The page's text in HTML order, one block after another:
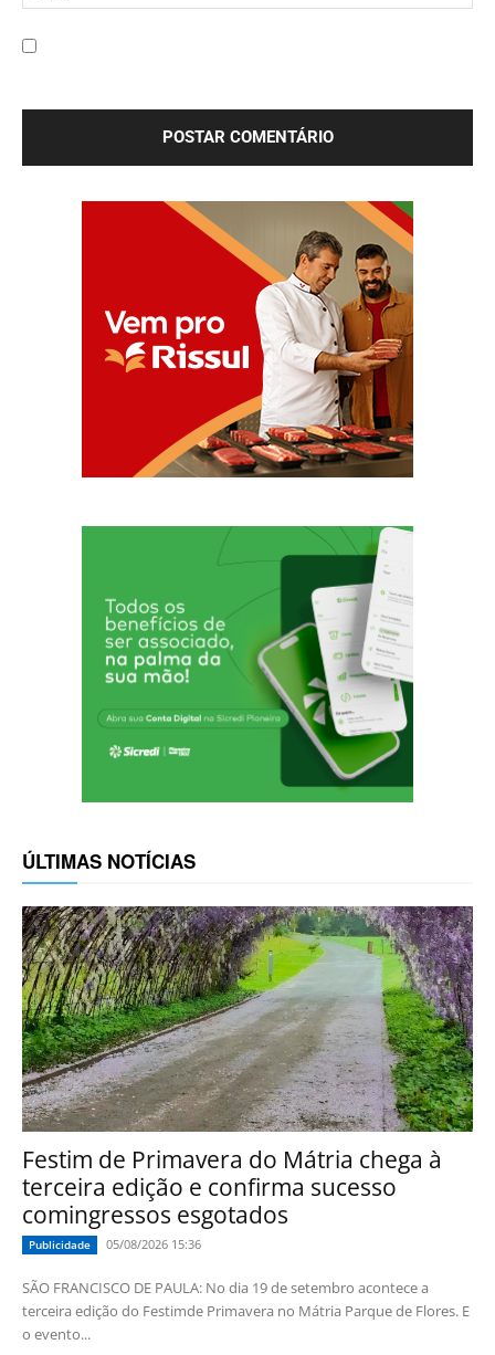
ÚLTIMAS NOTÍCIAS
Festim de Primavera do Mátria chega à
terceira edição e confirma sucesso
comingressos esgotados
Publicidade 05/08/2026 15:36
SÃO FRANCISCO DE PAULA: No dia 19 de setembro acontece a
terceira edição do Festimde Primavera no Mátria Parque de Flores. E
o evento...